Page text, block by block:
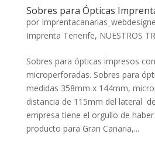
Sobres para Ópticas
por
Imprenta Tenerife, NUESTROS
Sobres para ópticas impresos
microperforadas. Sobres para
medidas 358mm x 144mm,
distancia de 115mm del lateral
empresa tiene el orgullo de
producto para Gran Canaria,...